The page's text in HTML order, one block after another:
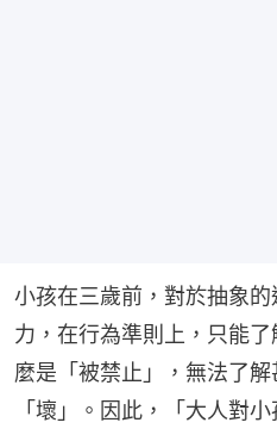
小孩在三歲前，對於抽象
力，在行為準則上，只能
麼是「被禁止」，無法了
「壞」。因此，「大人對